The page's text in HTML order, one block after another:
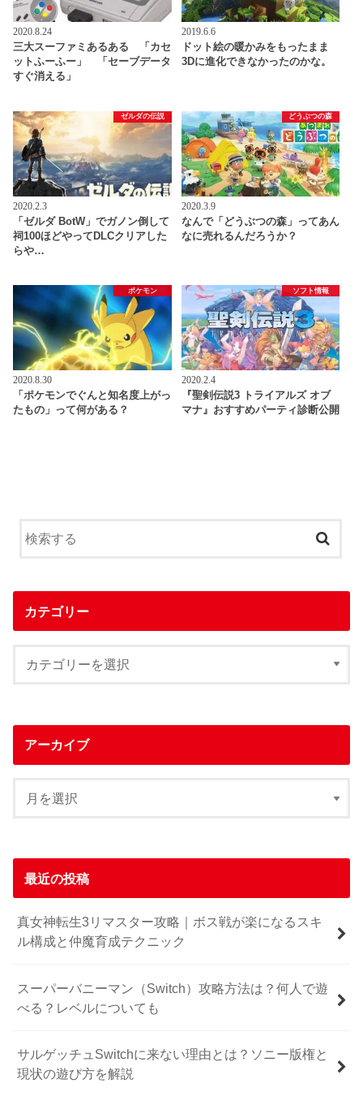
2020.8.24
三大スーファミあるある 「カセ
ットふーふー」 「セーブデータ
すぐ消える」
2019.6.6
ドット絵の暖かみをもったまま
3Dに進化できなかったのかな。
ゼルダの伝説
2020.2.3
「ゼルダ BotW」でガノン倒して
祠100ほどやってDLCクリアした
らや…
どうぶつの森
2020.3.9
なんで「どうぶつの森」ってあん
なに売れるんだろうか？
ポケモン
2020.8.30
「ポケモンでぐんと知名度上がっ
たもの」って何がある？
ソフト情報
2020.2.4
『聖剣伝説3 トライアルズ オブ
マナ』おすすめパーティ診断公開
カテゴリー
アーカイブ
最近の投稿
真女神転生3リマスター攻略｜ボス戦が楽になるスキ
ル構成と仲魔育成テクニック
スーパーバニーマン（Switch）攻略方法は？何人で遊
べる？レベルについても
サルゲッチュSwitchに来ない理由とは？ソニー版権と
現状の遊び方を解説